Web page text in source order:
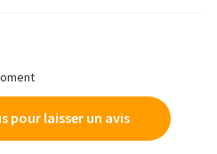
pour laisser un avis